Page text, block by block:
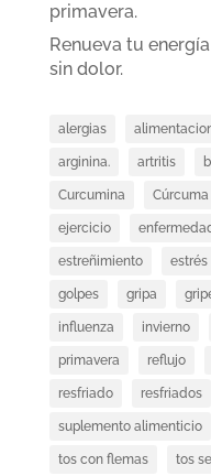
primavera.
Renueva tu
sin dolor.
alergias
arginina. artritis
Curcumina Cúrcuma
ejercicio
estreñimiento estrés
golpes gripa
influenza invierno
primavera reflujo
resfriado resfriados
suplemento alimenticio
tos con flemas tos